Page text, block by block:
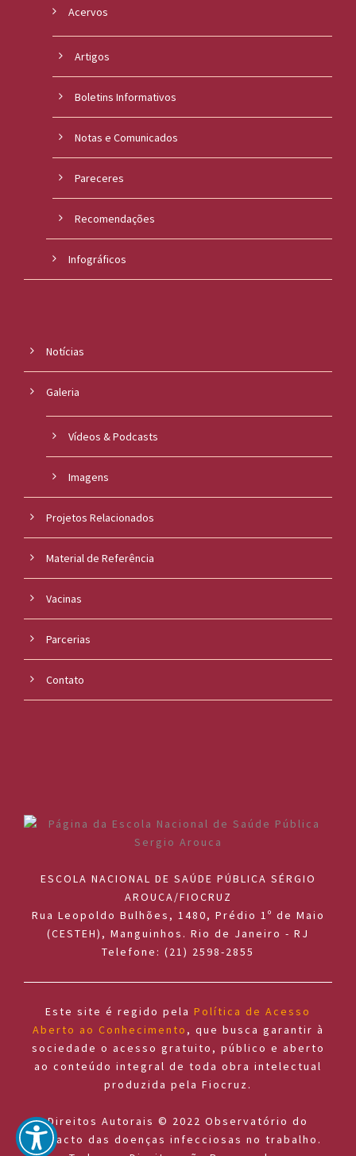
Acervos
Artigos
Boletins Informativos
Notas e Comunicados
Pareceres
Recomendações
Infográficos
Notícias
Galeria
Vídeos & Podcasts
Imagens
Projetos Relacionados
Material de Referência
Vacinas
Parcerias
Contato
ESCOLA NACIONAL DE SAÚDE PÚBLICA SÉRGIO
AROUCA/FIOCRUZ
Rua Leopoldo Bulhões, 1480, Prédio 1º de Maio
(CESTEH), Manguinhos. Rio de Janeiro - RJ
Telefone: (21) 2598-2855
Este site é regido pela Política de Acesso
Aberto ao Conhecimento , que busca garantir à
sociedade o acesso gratuito, público e aberto
ao conteúdo integral de toda obra intelectual
produzida pela Fiocruz.
Direitos Autorais © 2022 Observatório do
impacto das doenças infecciosas no trabalho.